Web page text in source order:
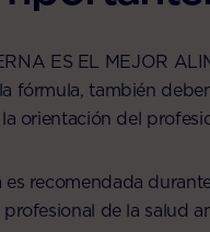
ES EL MEJOR
fórmula, también
orientación del
es recomendada
de la salud